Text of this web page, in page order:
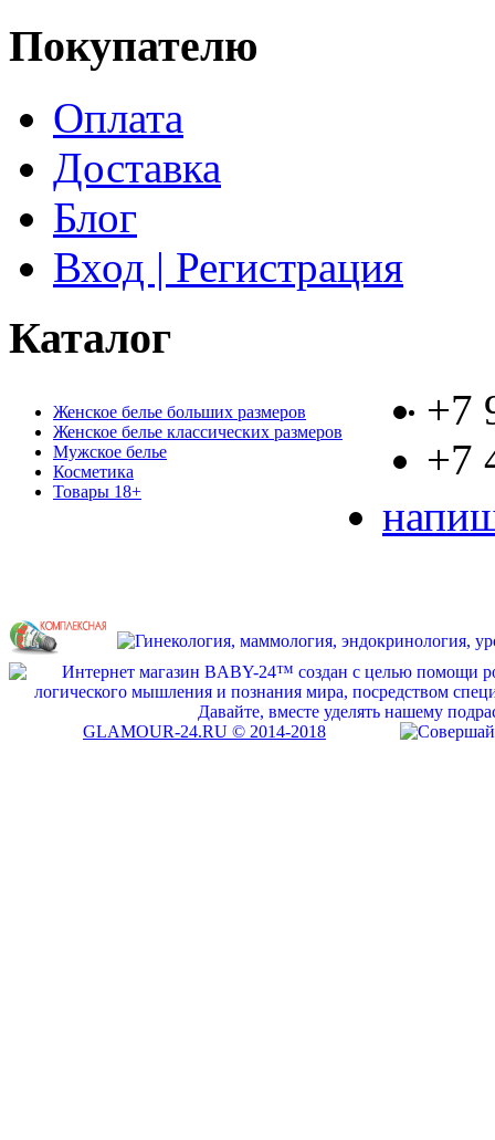
Покупателю
Оплата
Доставка
Блог
Вход | Регистрация
Каталог
Женское белье больших размеров
Женское белье классических размеров
Мужское белье
Косметика
Товары 18+
+7
+7
GLAMOUR-24.RU © 2014-2018